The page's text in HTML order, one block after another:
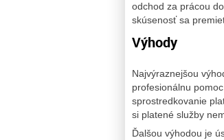
odchod za prácou
skúsenosť sa
Výhody
Najvýraznejšou
profesionálnu
sprostredkovanie
si platené služby
Ďalšou výhodou je